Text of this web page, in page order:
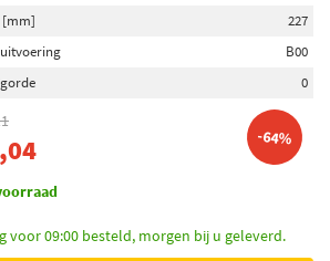
[mm]
227
B00
0
-64%
voor 09:00 besteld, morgen bij u geleverd.